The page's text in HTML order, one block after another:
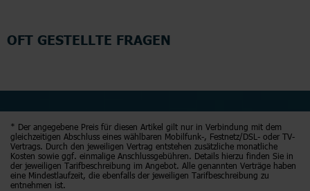
OFT GESTELLTE FRAGEN
* Der angegebene Preis für diesen Artikel gilt nur in Verbindung mit dem
gleichzeitigen Abschluss eines wählbaren Mobilfunk-, Festnetz/DSL- oder TV-
Vertrags. Durch den jeweiligen Vertrag entstehen zusätzliche monatliche
Kosten sowie ggf. einmalige Anschlussgebühren. Details hierzu finden Sie in
der jeweiligen Tarifbeschreibung im Angebot. Alle genannten Verträge haben
eine Mindestlaufzeit, die ebenfalls der jeweiligen Tarifbeschreibung zu
entnehmen ist.